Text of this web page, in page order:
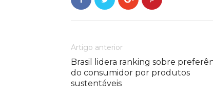
Artigo anterior
Brasil lidera ranking sobre
do consumidor por produtos
sustentáveis